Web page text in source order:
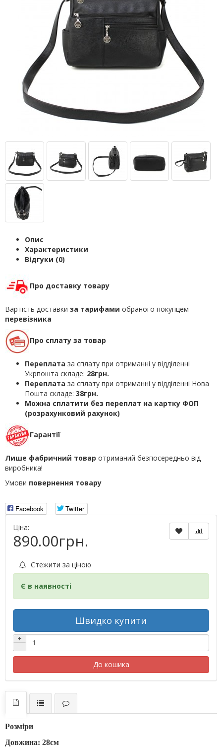
Опис
Характеристики
Відгуки (0)
Про доставку товару
Вартість доставки за тарифами обраного покупцем
перевізника
Про сплату за товар
Переплата за сплату при отриманні у відділенні
Укрпошта складе: 28грн.
Переплата за сплату при отриманні у відділенні Нова
Пошта складе: 38грн.
Можна сплатити без переплат на картку ФОП
(розрахунковий рахунок)
Гарантії
Лише фабричний товар отриманий безпосередньо від
виробника!
Умови повернення товару
Facebook
Twitter
Ціна:
890.00грн.
Стежити за ціною
Є в наявності
Швидко купити
+
−
До кошика
Розміри
Довжина: 28см